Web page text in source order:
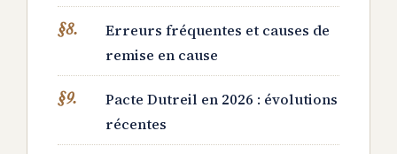
Erreurs fréquentes et causes de
remise en cause
Pacte Dutreil en 2026 : évolutions
récentes